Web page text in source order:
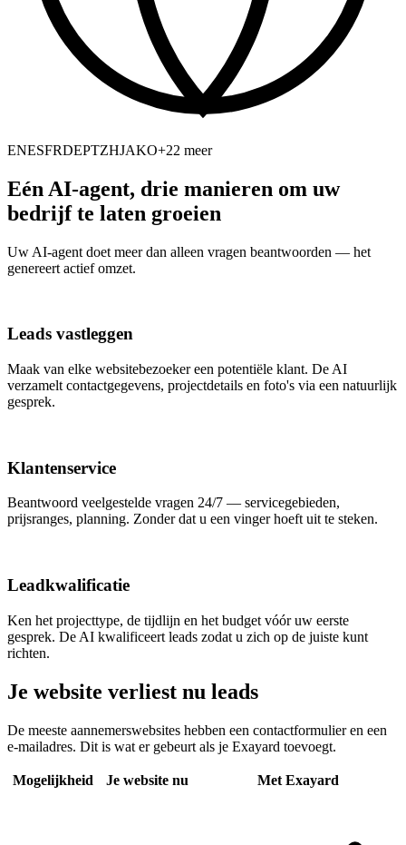
ENESFRDEPTZHJAKO+22 meer
Eén AI-agent, drie manieren om uw
bedrijf te laten groeien
Uw AI-agent doet meer dan alleen vragen beantwoorden — het
genereert actief omzet.
Leads vastleggen
Maak van elke websitebezoeker een potentiële klant. De AI
verzamelt contactgegevens, projectdetails en foto's via een natuurlijk
gesprek.
Klantenservice
Beantwoord veelgestelde vragen 24/7 — servicegebieden,
prijsranges, planning. Zonder dat u een vinger hoeft uit te steken.
Leadkwalificatie
Ken het projecttype, de tijdlijn en het budget vóór uw eerste
gesprek. De AI kwalificeert leads zodat u zich op de juiste kunt
richten.
Je website verliest nu leads
De meeste aannemerswebsites hebben een contactformulier en een
e-mailadres. Dit is wat er gebeurt als je Exayard toevoegt.
Mogelijkheid Je website nu Met Exayard